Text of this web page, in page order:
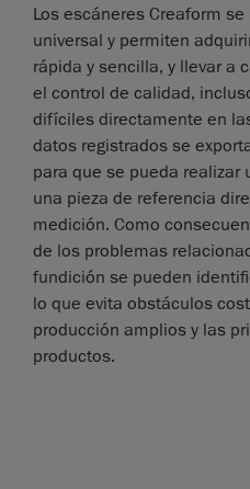
Los escáneres Creaform
universal y permiten
rápida y sencilla, y llevar a
el control de calidad,
difíciles directamente en
datos registrados se
para que se pueda realizar
una pieza de referencia
medición. Como
de los problemas
fundición se pueden
lo que evita obstáculos
producción amplios y las
productos.